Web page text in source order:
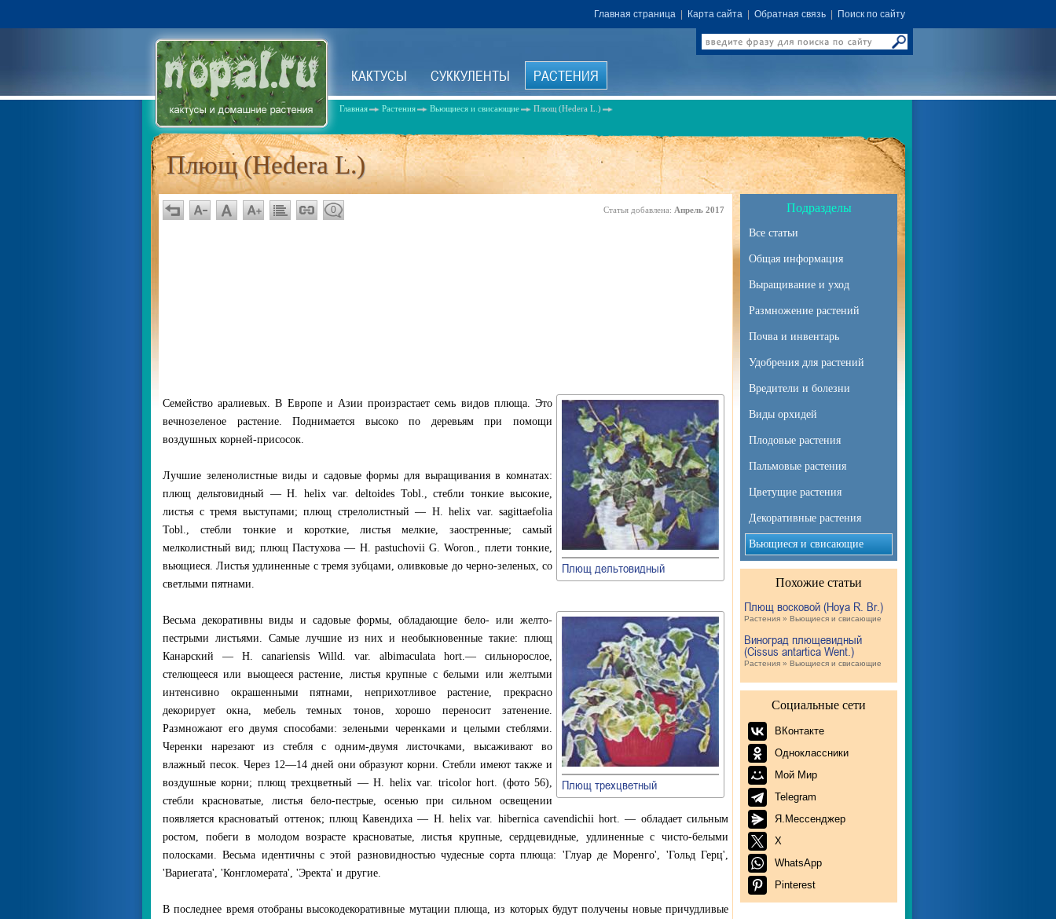
Главная страница Карта сайта Обратная связь Поиск по сайту
КАКТУСЫ СУККУЛЕНТЫ РАСТЕНИЯ
Главная Растения Вьющиеся и свисающие Плющ (Hedera L.)
Плющ (Hedera L.)
0 Статья добавлена: Апрель 2017
Плющ дельтовидный
Семейство аралиевых. В Европе и Азии произрастает семь видов плюща. Это
вечнозеленое растение. Поднимается высоко по деревьям при помощи
воздушных корней-присосок.
Лучшие зеленолистные виды и садовые формы для выращивания в комнатах:
плющ дельтовидный — Н. helix var. deltoides Tobl., стебли тонкие высокие,
листья с тремя выступами; плющ стрелолистный — Н. helix var. sagittaefolia
Tobl., стебли тонкие и короткие, листья мелкие, заостренные; самый
мелколистный вид; плющ Пастухова — Н. pastuchovii G. Woron., плети тонкие,
вьющиеся. Листья удлиненные с тремя зубцами, оливковые до черно-зеленых, со
светлыми пятнами.
Плющ трехцветный
Весьма декоративны виды и садовые формы, обладающие бело- или желто-
пестрыми листьями. Самые лучшие из них и необыкновенные такие: плющ
Канарский — Н. canariensis Willd. var. albimaculata hort.— сильнорослое,
стелющееся или вьющееся растение, листья крупные с белыми или желтыми
интенсивно окрашенными пятнами, неприхотливое растение, прекрасно
декорирует окна, мебель темных тонов, хорошо переносит затенение.
Размножают его двумя способами: зелеными черенками и целыми стеблями.
Черенки нарезают из стебля с одним-двумя листочками, высаживают во
влажный песок. Через 12—14 дней они образуют корни. Стебли имеют также и
воздушные корни; плющ трехцветный — Н. helix var. tricolor hort. (фото 56),
стебли красноватые, листья бело-пестрые, осенью при сильном освещении
появляется красноватый оттенок; плющ Кавендиха — Н. helix var. hibernica cavendichii hort. — обладает сильным
ростом, побеги в молодом возрасте красноватые, листья крупные, сердцевидные, удлиненные с чисто-белыми
полосками. Весьма идентичны с этой разновидностью чудесные сорта плюща: 'Глуар де Моренго', 'Гольд Герц',
'Вариегата', 'Конгломерата', 'Эректа' и другие.
В последнее время отобраны высокодекоративные мутации плюща, из которых будут получены новые причудливые
Подразделы
Все статьи
Общая информация
Выращивание и уход
Размножение растений
Почва и инвентарь
Удобрения для растений
Вредители и болезни
Виды орхидей
Плодовые растения
Пальмовые растения
Цветущие растения
Декоративные растения
Вьющиеся и свисающие
Похожие статьи
Плющ восковой (Hoya R. Br.)
Растения » Вьющиеся и свисающие
Виноград плющевидный
(Cissus antartica Went.)
Растения » Вьющиеся и свисающие
Социальные сети
ВКонтакте
Одноклассники
Мой Мир
Telegram
Я.Мессенджер
X
WhatsApp
Pinterest